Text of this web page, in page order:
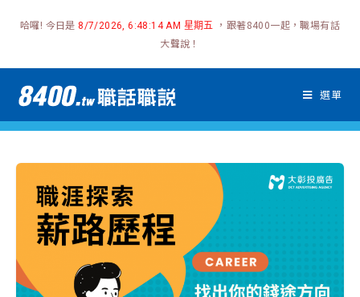
哈囉! 今日是 8/7/2026, 6:48:15 AM 星期五
，跟著8400一起，職場有話
大聲說！
選單